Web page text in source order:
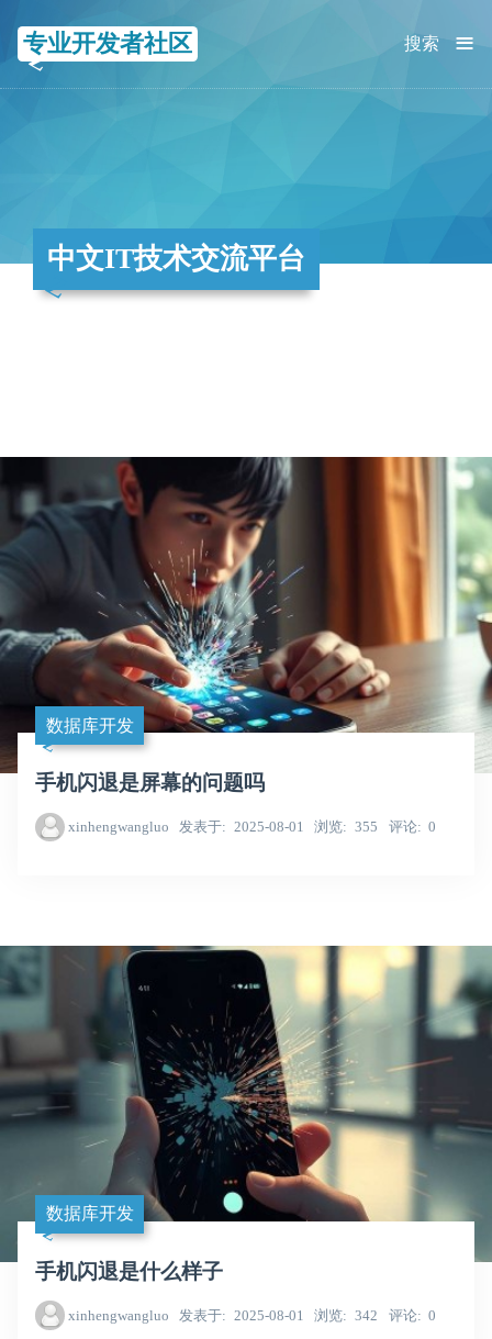
专业开发者社区 ≡
搜索
中文IT技术交流平台
数据库开发
手机闪退是屏幕的问题吗
xinhengwangluo 发表于 2025-08-01 浏览 355 评论 0
数据库开发
手机闪退是什么样子
xinhengwangluo 发表于 2025-08-01 浏览 342 评论 0